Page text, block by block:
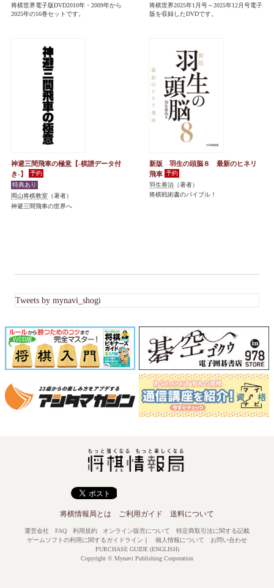
将棋世界電子版DVD2010年・2009年から
2025年の16巻セットです。
将棋世界2025年1月号～2025年12月号電子
版を収録したDVDです。
神避三間飛車の極意【-棋譜データ付
き-】
岡山将棋教室 （著者）
神避三間飛車の世界へ
新版 羽生の頭脳８ 最新のヒネリ
飛車
羽生善治 （著者）
将棋戦術書のバイブル！
Tweets by mynavi_shogi
将棋情報局とは ご利用ガイド 送料について
運営会社 FAQ 利用規約 オンライン販売について
特定商取引法に関する記載
ゲームソフトの利用に関するガイドライン ｜ 個人情報について
お問い合わせ
PURCHASE GUIDE (ENGLISH)
Copyright © Mynavi Publishing Corporation